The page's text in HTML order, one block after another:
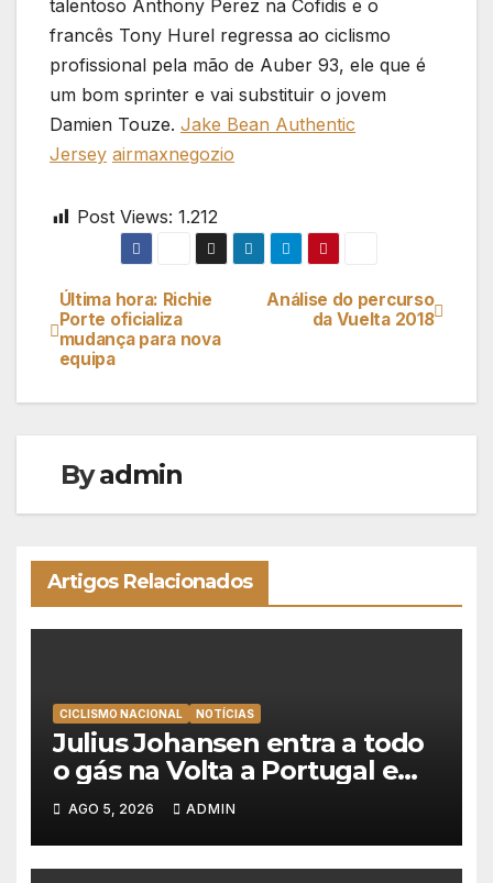
talentoso Anthony Perez na Cofidis e o
francês Tony Hurel regressa ao ciclismo
profissional pela mão de Auber 93, ele que é
um bom sprinter e vai substituir o jovem
Damien Touze. Jake Bean Authentic
Jersey airmaxnegozio
Post Views: 1.212
Navegação
de
artigos
Análise do percurso
da Vuelta 2018
Última hora: Richie
Porte oficializa
mudança para nova
equipa
Byadmin
Artigos Relacionados
CICLISMO NACIONAL NOTÍCIAS
Julius Johansen entra a todo
o gás na Volta a Portugal e
lidera dobradinha da UAE
Team Emirates em Lisboa
AGO 5, 2026 ADMIN